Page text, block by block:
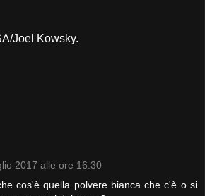
Joel Kowsky.
2017 alle ore 16:30
cos'è quella polvere bianca che c'è o si